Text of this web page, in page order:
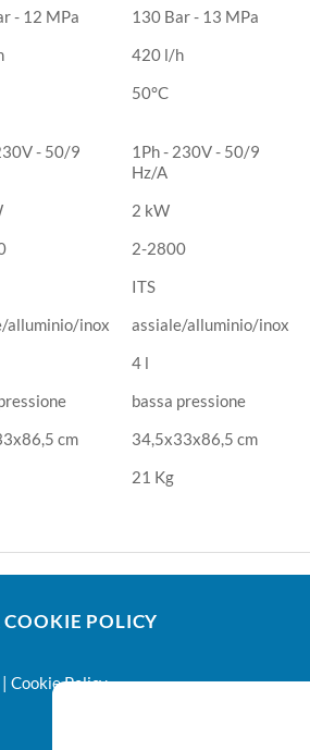
M
- 12 MPa 130 Bar - 13 MPa
420 l/h
50°C
- 50/9
1Ph - 230V - 50/9
Hz/A
2 kW
2-2800
ITS
alluminio/inox assiale/alluminio/inox
4 l
bassa pressione
cm 34,5x33x86,5 cm
21 Kg
COOKIE POLICY
| Cookie Policy